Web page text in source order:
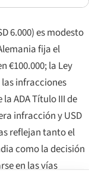
6.000) es modesto
fija el
€100.000; la Ley
las infracciones
ADA Título III de
infracción y USD
reflejan tanto el
como la decisión
en las vías
para los casos de